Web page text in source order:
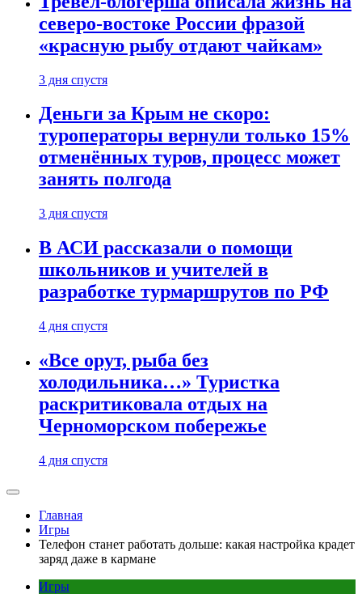
северо-востоке России фразой
«красную рыбу отдают чайкам»
3 дня спустя
Деньги за Крым не скоро:
туроператоры вернули только 15%
отменённых туров, процесс может
занять полгода
3 дня спустя
В АСИ рассказали о помощи
школьников и учителей в
разработке турмаршрутов по РФ
4 дня спустя
«Все орут, рыба без
холодильника…» Туристка
раскритиковала отдых на
Черноморском побережье
4 дня спустя
Главная
Игры
Телефон станет работать дольше: какая настройка крадет
заряд даже в кармане
Игры